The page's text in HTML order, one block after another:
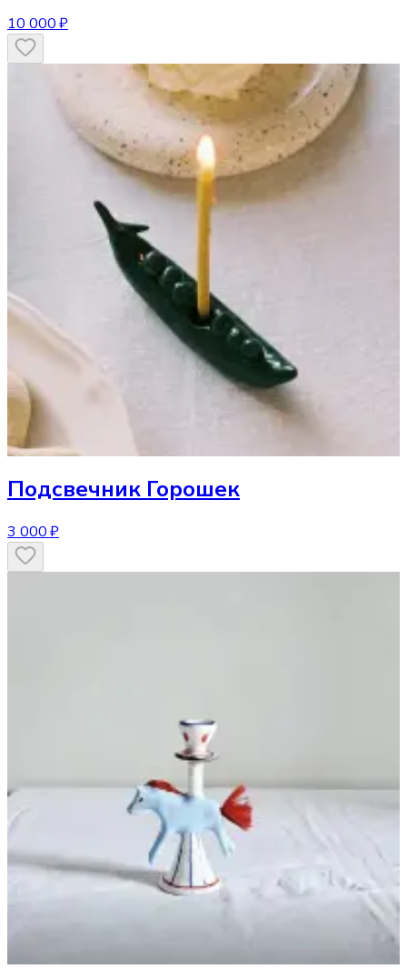
10 000 ₽
Подсвечник Горошек
3 000 ₽